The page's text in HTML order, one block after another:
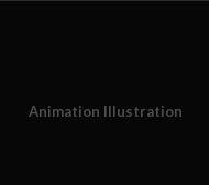
Animation Illustration